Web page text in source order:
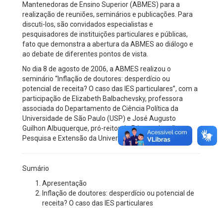
Mantenedoras de Ensino Superior (ABMES) para a
realização de reuniões, seminários e publicações. Para
discuti-los, são convidados especialistas e
pesquisadores de instituições particulares e públicas,
fato que demonstra a abertura da ABMES ao diálogo e
ao debate de diferentes pontos de vista.
No dia 8 de agosto de 2006, a ABMES realizou o
seminário “Inflação de doutores: desperdício ou
potencial de receita? O caso das IES particulares”, com a
participação de Elizabeth Balbachevsky, professora
associada do Departamento de Ciência Política da
Universidade de São Paulo (USP) e José Augusto
Guilhon Albuquerque, pró-reitor de Pós-graduação,
Pesquisa e Extensão da Universidade São Marcos.
Sumário
Apresentação
Inflação de doutores: desperdício ou potencial de
receita? O caso das IES particulares